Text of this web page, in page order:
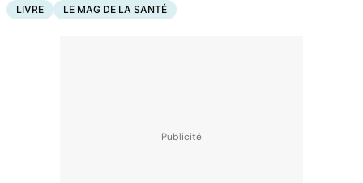
LIVRE LE MAG DE LA SANTÉ